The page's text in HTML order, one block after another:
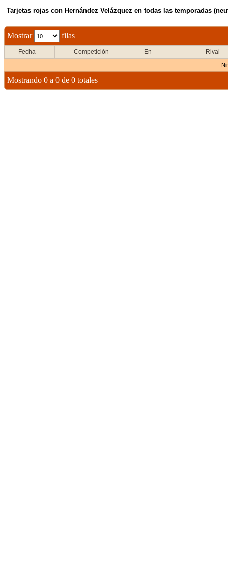
Tarjetas rojas con Hernández Velázquez en todas las temporadas
Mostrar filas
Fecha Competición En Rival
Mostrando 0 a 0 de 0 totales